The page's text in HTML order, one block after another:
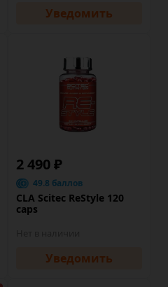
Уведомить
2 490 ₽
49.8 баллов
CLA Scitec ReStyle 120
caps
Уведомить